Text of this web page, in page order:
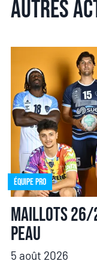
Autres
Équipe pro
Maillots 26/
peau
5 août 2026